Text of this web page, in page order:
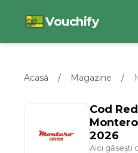
Vouchify
Acasă / Magazine /
Cod
2026
Aici găsești